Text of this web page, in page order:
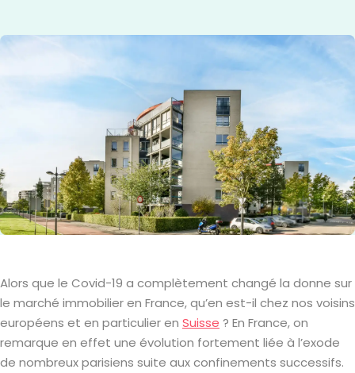
Alors que le Covid-19 a complètement changé la donne sur
le marché immobilier en France, qu’en est-il chez nos voisins
européens et en particulier en Suisse ? En France, on
remarque en effet une évolution fortement liée à l’exode
de nombreux parisiens suite aux confinements successifs.